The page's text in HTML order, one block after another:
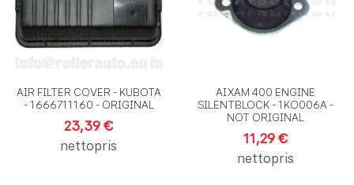
Snabbvy
AIR FILTER COVER - KUBOTA
- 1666711160 - ORIGINAL
23,39 €
nettopris
AIXAM 400 ENGINE
SILENTBLOCK - 1KO006A -
NOT ORIGINAL
11,29 €
nettopris